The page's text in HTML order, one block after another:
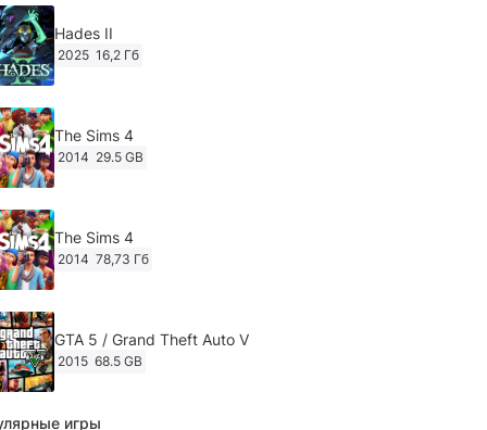
Hades II
2025 16,2 Гб
The Sims 4
2014 29.5 GB
The Sims 4
2014 78,73 Гб
GTA 5 / Grand Theft Auto V
2015 68.5 GB
игры